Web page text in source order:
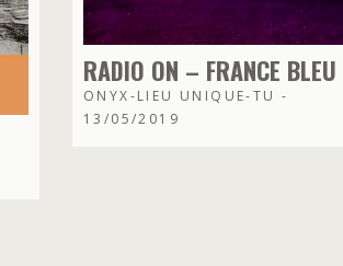
RADIO ON – FRANCE BLEU
ONYX-LIEU UNIQUE-TU -
13/05/2019